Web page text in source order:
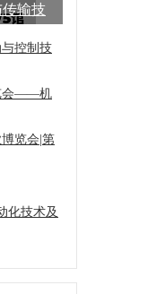
输技
控制技
会——机
览会|第
化技术及